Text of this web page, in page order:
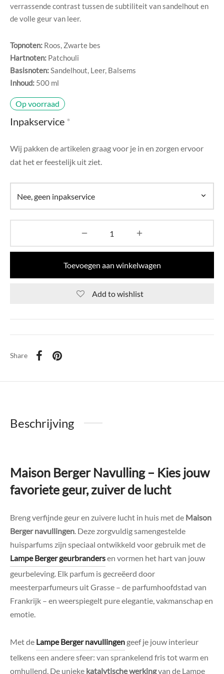
verrassende contrast tussen de subtiliteit van sandelhout en
de volle geur van leer.
Topnoten: Roos, Zwarte bes
Hartnoten: Patchouli
Basisnoten:Sandelhout, Leer, Balsems
Inhoud: 500 ml
Op voorraad
Inpakservice *
Wij pakken de artikelen graag voor je in en zorgen ervoor
dat het er feestelijk uit ziet.
Toevoegen aan winkelwagen
Add to wishlist
Share
Beschrijving
Maison Berger Navulling – Kies jouw
favoriete geur, zuiver de lucht
Breng verfijnde geur en zuivere lucht in huis met de Maison
Berger navullingen. Deze zorgvuldig samengestelde
huisparfums zijn speciaal ontwikkeld voor gebruik met de
Lampe Berger geurbrandersen vormen het hart van jouw
geurbeleving. Elk parfum is gecreëerd door
meesterparfumeurs uit Grasse – de parfumhoofdstad van
Frankrijk – en weerspiegelt pure elegantie, vakmanschap en
emotie.
Met de Lampe Berger navullingen geef je jouw interieur
telkens een andere sfeer: van sprankelend fris tot warm en
omhullend. De unieke katalytische werkingvan de Lampe
Chique